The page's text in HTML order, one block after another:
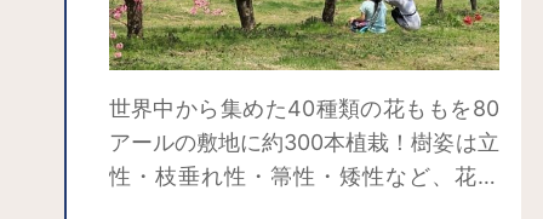
咲き誇る。 手作りの遊歩道が整備さ
れており、高台からの眺望は圧巻。
しているスポット。◆浄楽園（福島市
桜本字荒神38） 【見頃】4月中旬～9
月上旬 室町時代の趣をたたえる池泉
世界中から集めた40種類の花ももを80
アールの敷地に約300本植栽！樹姿は立
性・枝垂れ性・箒性・矮性など、花色